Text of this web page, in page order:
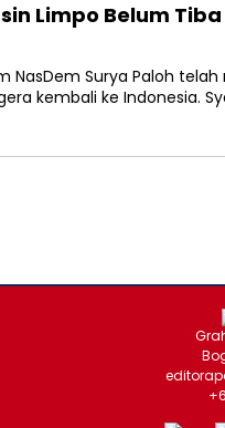
Limpo Belum
NasDem Surya Paloh
kembali ke Indonesia.